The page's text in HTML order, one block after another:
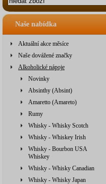
Naše nabídka
Aktuální akce měsíce
Naše dovážené značky
Alkoholické nápoje
Novinky
Absinthy (Absint)
Amaretto (Amareto)
Rumy
Whisky - Whisky Scotch
Whisky - Whiskey Irish
Whisky - Bourbon USA
Whiskey
Whisky - Whisky Canadian
Whisky - Whisky Japan